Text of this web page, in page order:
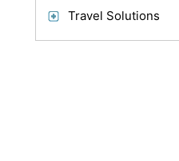
Travel Solutions